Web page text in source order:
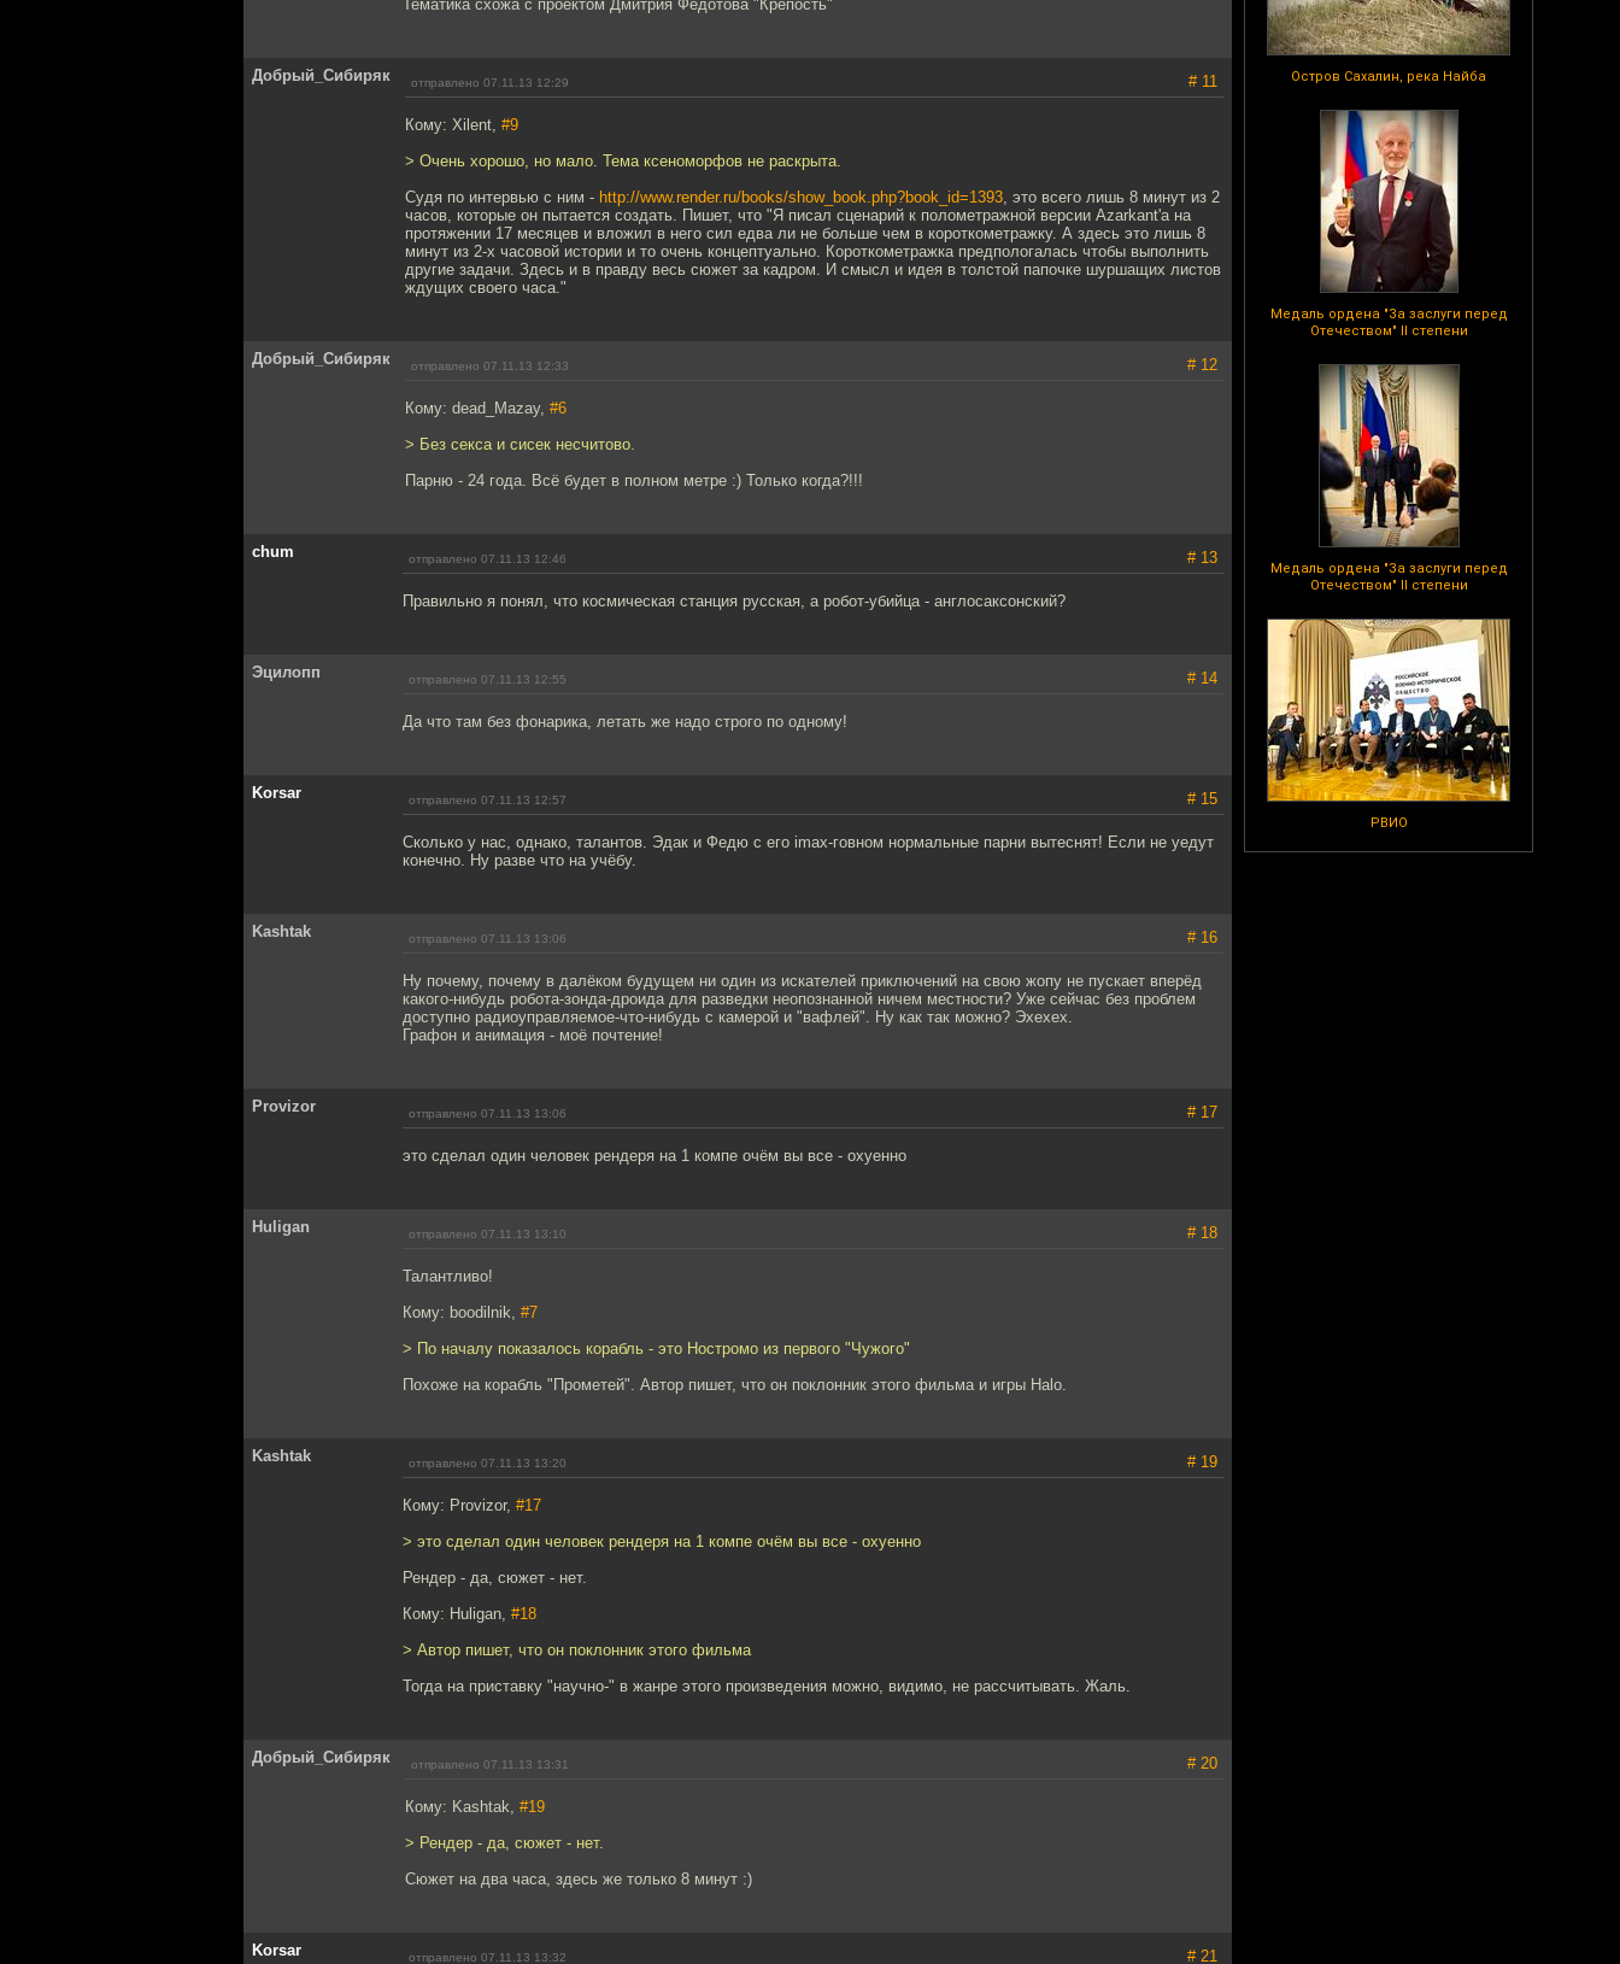
Остров Сахалин, река Найба
Медаль ордена "За заслуги перед
Отечеством" II степени
Медаль ордена "За заслуги перед
Отечеством" II степени
РВИО
Тематика схожа с проектом Дмитрия Федотова "Крепость"
Добрый_Сибиряк отправлено 07.11.13 12:29 # 11
Кому: Xilent, #9
> Очень хорошо, но мало. Тема ксеноморфов не раскрыта.
Судя по интервью с ним - http://www.render.ru/books/show_book.php?book_id=1393, это всего лишь 8 минут из 2
часов, которые он пытается создать. Пишет, что "Я писал сценарий к полометражной версии Azarkant'а на
протяжении 17 месяцев и вложил в него сил едва ли не больше чем в короткометражку. А здесь это лишь 8
минут из 2-х часовой истории и то очень концептуально. Короткометражка предпологалась чтобы выполнить
другие задачи. Здесь и в правду весь сюжет за кадром. И смысл и идея в толстой папочке шуршащих листов
ждущих своего часа."
Добрый_Сибиряк отправлено 07.11.13 12:33 # 12
Кому: dead_Mazay, #6
> Без секса и сисек несчитово.
Парню - 24 года. Всё будет в полном метре :) Только когда?!!!
chum отправлено 07.11.13 12:46 # 13
Правильно я понял, что космическая станция русская, а робот-убийца - англосаксонский?
Эцилопп отправлено 07.11.13 12:55 # 14
Да что там без фонарика, летать же надо строго по одному!
Korsar отправлено 07.11.13 12:57 # 15
Сколько у нас, однако, талантов. Эдак и Федю с его imax-говном нормальные парни вытеснят! Если не уедут
конечно. Ну разве что на учёбу.
Kashtak отправлено 07.11.13 13:06 # 16
Ну почему, почему в далёком будущем ни один из искателей приключений на свою жопу не пускает вперёд
какого-нибудь робота-зонда-дроида для разведки неопознанной ничем местности? Уже сейчас без проблем
доступно радиоуправляемое-что-нибудь с камерой и "вафлей". Ну как так можно? Эхехех.
Графон и анимация - моё почтение!
Provizor отправлено 07.11.13 13:06 # 17
это сделал один человек рендеря на 1 компе очём вы все - охуенно
Huligan отправлено 07.11.13 13:10 # 18
Талантливо!
Кому: boodilnik, #7
> По началу показалось корабль - это Ностромо из первого "Чужого"
Похоже на корабль "Прометей". Автор пишет, что он поклонник этого фильма и игры Halo.
Kashtak отправлено 07.11.13 13:20 # 19
Кому: Provizor, #17
> это сделал один человек рендеря на 1 компе очём вы все - охуенно
Рендер - да, сюжет - нет.
Кому: Huligan, #18
> Автор пишет, что он поклонник этого фильма
Тогда на приставку "научно-" в жанре этого произведения можно, видимо, не рассчитывать. Жаль.
Добрый_Сибиряк отправлено 07.11.13 13:31 # 20
Кому: Kashtak, #19
> Рендер - да, сюжет - нет.
Сюжет на два часа, здесь же только 8 минут :)
Korsar отправлено 07.11.13 13:32 # 21